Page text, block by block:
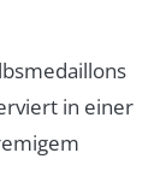
in einer